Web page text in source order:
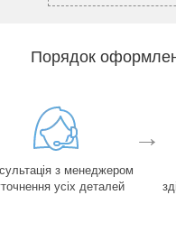
Порядок
→
з менеджером
усіх деталей